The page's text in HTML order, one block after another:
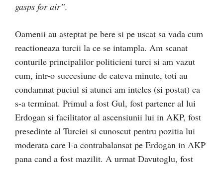
gasps for air”.
Oamenii au asteptat pe bere si pe uscat sa vada cum
reactioneaza turcii la ce se intampla. Am scanat
conturile principalilor politicieni turci si am vazut
cum, intr-o succesiune de cateva minute, toti au
condamnat puciul si atunci am inteles (si postat) ca
s-a terminat. Primul a fost Gul, fost partener al lui
Erdogan si facilitator al ascensiunii lui in AKP, fost
presedinte al Turciei si cunoscut pentru pozitia lui
moderata care l-a contrabalansat pe Erdogan in AKP
pana cand a fost mazilit. A urmat Davutoglu, fost